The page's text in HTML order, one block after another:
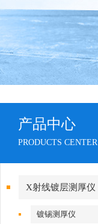
产品中心
PRODUCTS CENTER
X射线镀层测厚仪
镀锡测厚仪